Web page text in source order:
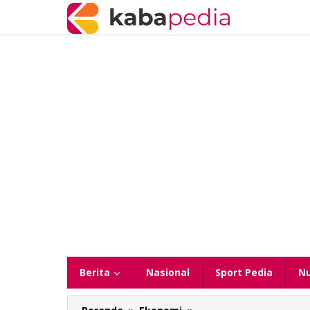
konten
Berita Nasional Sport Pedia